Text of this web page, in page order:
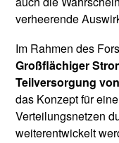
verheerende
Im Rahmen des
Großflächiger
Teilversorgung
das Konzept für
Verteilungsnetzen
weiterentwickelt